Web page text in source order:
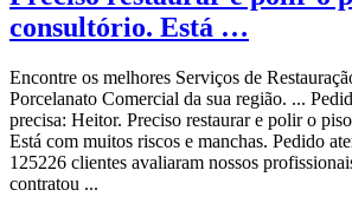
consultório. Está …
Encontre os melhores Serviços de
Porcelanato Comercial da sua região. ...
precisa: Heitor. Preciso restaurar e polir o
Está com muitos riscos e manchas. Pedido
125226 clientes avaliaram nossos
contratou ...